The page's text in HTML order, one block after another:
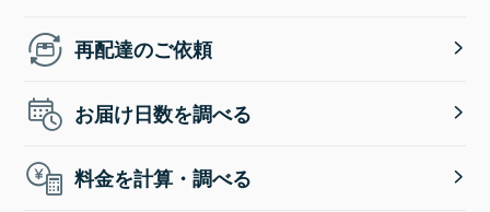
再配達のご依頼
お届け日数を調べる
料金を計算・調べる